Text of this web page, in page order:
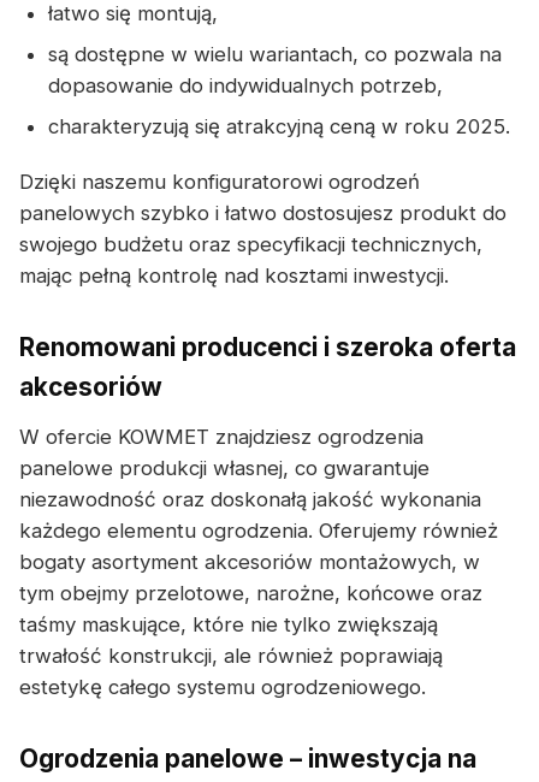
łatwo się montują,
są dostępne w wielu wariantach, co pozwala na
dopasowanie do indywidualnych potrzeb,
charakteryzują się atrakcyjną ceną w roku 2025.
Dzięki naszemu konfiguratorowi ogrodzeń
panelowych szybko i łatwo dostosujesz produkt do
swojego budżetu oraz specyfikacji technicznych,
mając pełną kontrolę nad kosztami inwestycji.
Renomowani producenci i szeroka oferta
akcesoriów
W ofercie KOWMET znajdziesz ogrodzenia
panelowe produkcji własnej, co gwarantuje
niezawodność oraz doskonałą jakość wykonania
każdego elementu ogrodzenia. Oferujemy również
bogaty asortyment akcesoriów montażowych, w
tym obejmy przelotowe, narożne, końcowe oraz
taśmy maskujące, które nie tylko zwiększają
trwałość konstrukcji, ale również poprawiają
estetykę całego systemu ogrodzeniowego.
Ogrodzenia panelowe – inwestycja na